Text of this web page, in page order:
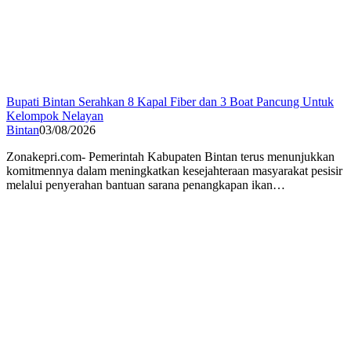
Bupati Bintan Serahkan 8 Kapal Fiber dan 3 Boat Pancung Untuk
Kelompok Nelayan
Bintan03/08/2026
Zonakepri.com- Pemerintah Kabupaten Bintan terus menunjukkan
komitmennya dalam meningkatkan kesejahteraan masyarakat pesisir
melalui penyerahan bantuan sarana penangkapan ikan…